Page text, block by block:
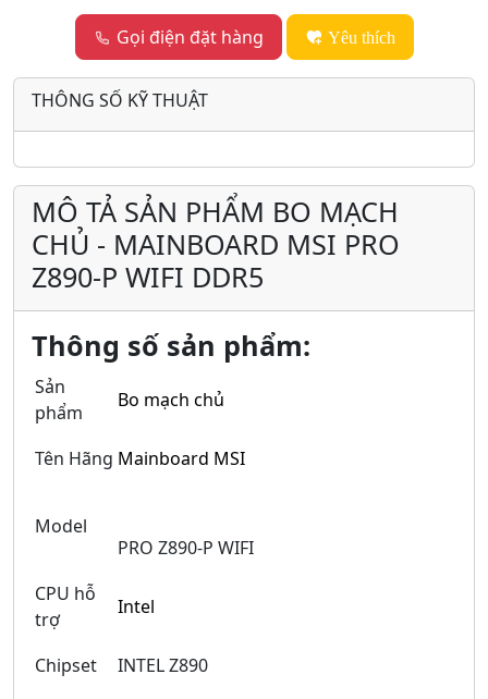
Gọi điện đặt hàng Yêu thích
THÔNG SỐ KỸ THUẬT
MÔ TẢ SẢN PHẨM BO MẠCH
CHỦ - MAINBOARD MSI PRO
Z890-P WIFI DDR5
Thông số sản phẩm:
Sản
phẩm
Bo mạch chủ
Tên Hãng Mainboard MSI
Model
PRO Z890-P WIFI
CPU hỗ
trợ
Intel
Chipset
INTEL Z890